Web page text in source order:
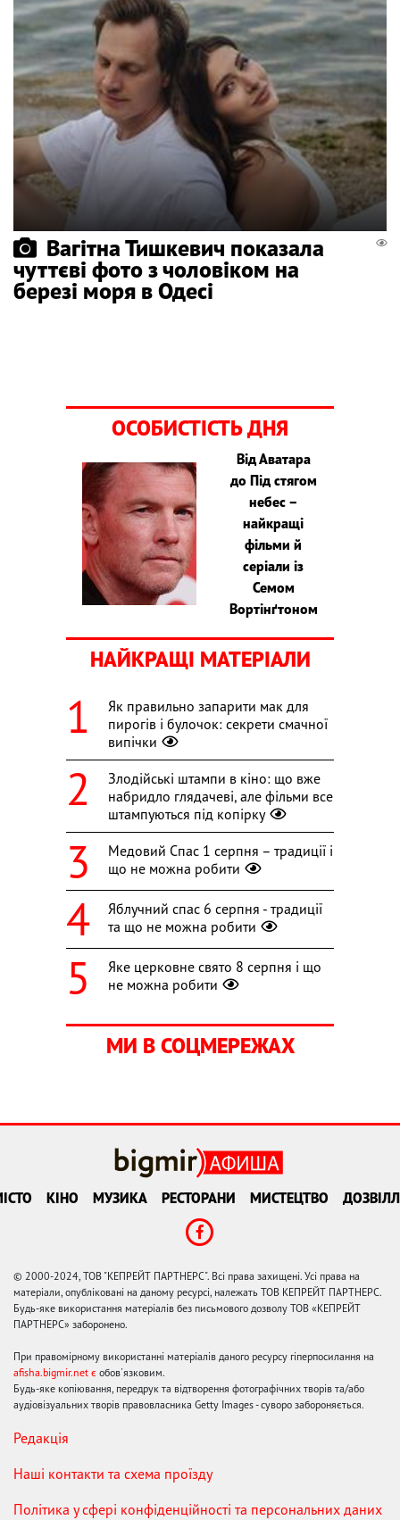
Вагітна Тишкевич показала
чуттєві фото з чоловіком на
березі моря в Одесі
ОСОБИСТІСТЬ ДНЯ
Від Аватара
до Під стягом
небес –
найкращі
фільми й
серіали із
Семом
Вортінґтоном
НАЙКРАЩІ МАТЕРІАЛИ
Як правильно запарити мак для
пирогів і булочок: секрети смачної
випічки
Злодійські штампи в кіно: що вже
набридло глядачеві, але фільми все
штампуються під копірку
Медовий Спас 1 серпня – традиції і
що не можна робити
Яблучний спас 6 серпня - традиції
та що не можна робити
Яке церковне свято 8 серпня і що
не можна робити
МИ В СОЦМЕРЕЖАХ
КІНО МУЗИКА РЕСТОРАНИ МИСТЕЦТВО
© 2000-2024, ТОВ "КЕПРЕЙТ ПАРТНЕРС". Всі права захищені. Усі права на
матеріали, опубліковані на даному ресурсі, належать ТОВ КЕПРЕЙТ ПАРТНЕРС.
Будь-яке використання матеріалів без письмового дозволу ТОВ «КЕПРЕЙТ
ПАРТНЕРС» заборонено.
При правомірному використанні матеріалів даного ресурсу гіперпосилання на
afisha.bigmir.net є обов'язковим.
Будь-яке копіювання, передрук та відтворення фотографічних творів та/або
аудіовізуальних творів правовласника Getty Images - суворо забороняється.
Редакція
Наші контакти та схема проїзду
Політика у сфері конфіденційності та персональних даних